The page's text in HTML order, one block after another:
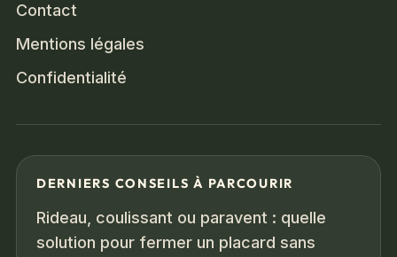
Contact
Mentions légales
Confidentialité
DERNIERS CONSEILS À PARCOURIR
Rideau, coulissant ou paravent : quelle
solution pour fermer un placard sans